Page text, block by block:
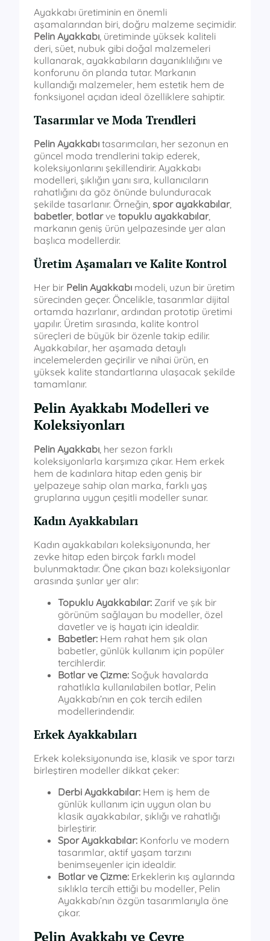
Ayakkabı üretiminin en önemli
aşamalarından biri, doğru malzeme seçimidir.
Pelin Ayakkabı , üretiminde yüksek kaliteli
deri, süet, nubuk gibi doğal malzemeleri
kullanarak, ayakkabıların dayanıklılığını ve
konforunu ön planda tutar. Markanın
kullandığı malzemeler, hem estetik hem de
fonksiyonel açıdan ideal özelliklere sahiptir.
Tasarımlar ve Moda Trendleri
Pelin Ayakkabı tasarımcıları, her sezonun en
güncel moda trendlerini takip ederek,
koleksiyonlarını şekillendirir. Ayakkabı
modelleri, şıklığın yanı sıra, kullanıcıların
rahatlığını da göz önünde bulunduracak
şekilde tasarlanır. Örneğin, spor ayakkabılar,
babetler, botlarve topuklu ayakkabılar,
markanın geniş ürün yelpazesinde yer alan
başlıca modellerdir.
Üretim Aşamaları ve Kalite Kontrol
Her bir Pelin Ayakkabı modeli, uzun bir üretim
sürecinden geçer. Öncelikle, tasarımlar dijital
ortamda hazırlanır, ardından prototip üretimi
yapılır. Üretim sırasında, kalite kontrol
süreçleri de büyük bir özenle takip edilir.
Ayakkabılar, her aşamada detaylı
incelemelerden geçirilir ve nihai ürün, en
yüksek kalite standartlarına ulaşacak şekilde
tamamlanır.
Pelin Ayakkabı Modelleri ve
Koleksiyonları
Pelin Ayakkabı , her sezon farklı
koleksiyonlarla karşımıza çıkar. Hem erkek
hem de kadınlara hitap eden geniş bir
yelpazeye sahip olan marka, farklı yaş
gruplarına uygun çeşitli modeller sunar.
Kadın Ayakkabıları
Kadın ayakkabıları koleksiyonunda, her
zevke hitap eden birçok farklı model
bulunmaktadır. Öne çıkan bazı koleksiyonlar
arasında şunlar yer alır:
Topuklu Ayakkabılar: Zarif ve şık bir
görünüm sağlayan bu modeller, özel
davetler ve iş hayatı için idealdir.
Babetler: Hem rahat hem şık olan
babetler, günlük kullanım için popüler
tercihlerdir.
Botlar ve Çizme: Soğuk havalarda
rahatlıkla kullanılabilen botlar, Pelin
Ayakkabı’nın en çok tercih edilen
modellerindendir.
Erkek Ayakkabıları
Erkek koleksiyonunda ise, klasik ve spor tarzı
birleştiren modeller dikkat çeker:
Derbi Ayakkabılar: Hem iş hem de
günlük kullanım için uygun olan bu
klasik ayakkabılar, şıklığı ve rahatlığı
birleştirir.
Spor Ayakkabılar: Konforlu ve modern
tasarımlar, aktif yaşam tarzını
benimseyenler için idealdir.
Botlar ve Çizme: Erkeklerin kış aylarında
sıklıkla tercih ettiği bu modeller, Pelin
Ayakkabı’nın özgün tasarımlarıyla öne
çıkar.
Pelin Ayakkabı ve Çevre